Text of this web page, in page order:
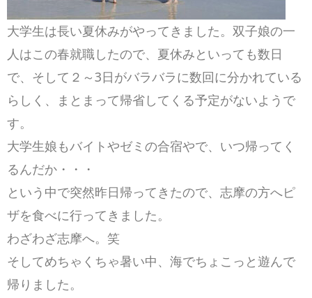
大学生は長い夏休みがやってきました。双子娘の一
人はこの春就職したので、夏休みといっても数日
で、そして２～3日がバラバラに数回に分かれている
らしく、まとまって帰省してくる予定がないようで
す。
大学生娘もバイトやゼミの合宿やで、いつ帰ってく
るんだか・・・
という中で突然昨日帰ってきたので、志摩の方へピ
ザを食べに行ってきました。
わざわざ志摩へ。笑
そしてめちゃくちゃ暑い中、海でちょこっと遊んで
帰りました。